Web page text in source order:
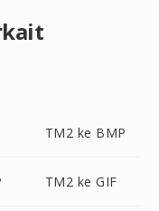
TM2 ke BMP
TM2 ke GIF